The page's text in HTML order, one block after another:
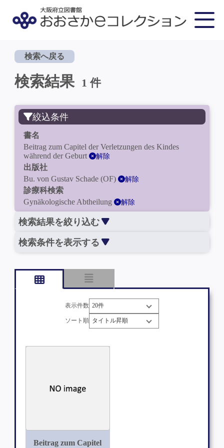
検索へ戻る
検索結果 1 件
絞込条件
書名
Beitrag zum Capitel der Verletzungen des Kindes
während der Geburt
解除
出版社
Bu. von Gustav Schade (OF)
解除
診療科検索
Gynäkologische Abtheilung
解除
検索結果を絞り込む
検索条件を表示する
表示件数
ソート順
Beitrag zum Capitel